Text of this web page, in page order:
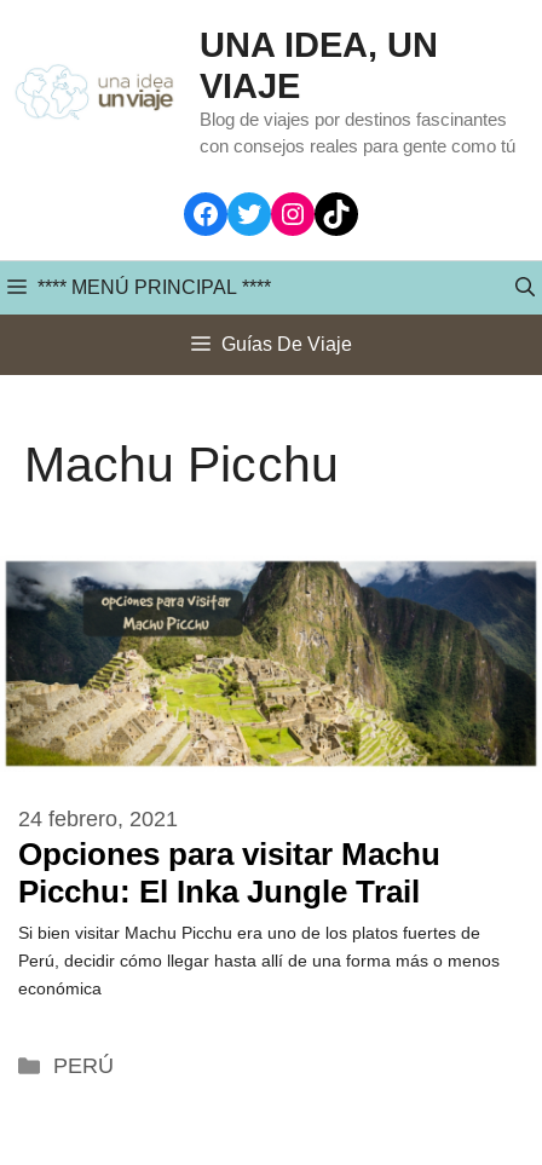
contenido
UNA IDEA, UN
VIAJE
Blog de viajes por destinos fascinantes
con consejos reales para gente como tú
Facebook
TwitterInstagram
TikTok
**** MENÚ PRINCIPAL ****
Guías De Viaje
Machu Picchu
Opciones para visitar Machu
Picchu: El Inka Jungle Trail
24 febrero, 2021
Si bien visitar Machu Picchu era uno de los platos fuertes de
Perú, decidir cómo llegar hasta allí de una forma más o menos
económica
Categorías
PERÚ